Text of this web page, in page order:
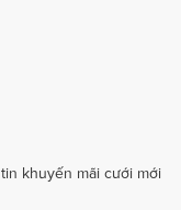
khuyến mãi cưới mới